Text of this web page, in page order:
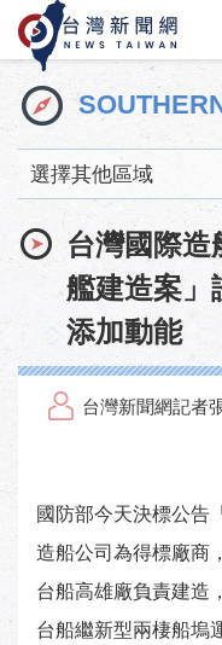
選擇其他區域
台灣國際
艦建造案」
添加動能
台灣新聞網記者
國防部今天決標公告
造船公司為得標廠商
台船高雄廠負責建造
台船繼新型兩棲船塢